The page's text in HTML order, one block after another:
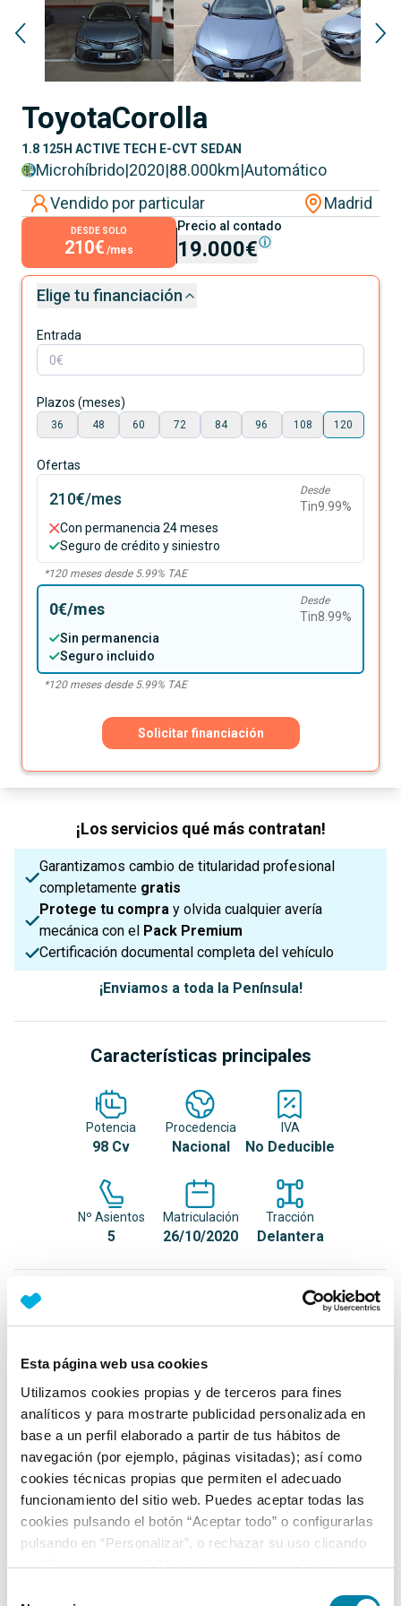
Esta página web usa cookies
Utilizamos cookies propias y de terceros para fines
analíticos y para mostrarte publicidad personalizada en
base a un perfil elaborado a partir de tus hábitos de
navegación (por ejemplo, páginas visitadas); así como
cookies técnicas propias que permiten el adecuado
funcionamiento del sitio web. Puedes aceptar todas las
cookies pulsando el botón “Aceptar todo” o configurarlas
pulsando en “Personalizar”, o rechazar su uso clicando
en “Rechazar todas”. Más información en laPolítica de
ToyotaCorolla
1.8 125H ACTIVE TECH E-CVT SEDAN
Microhíbrido|2020|88.000km|Automático
Vendido por particular
Madrid
DESDE SOLO
210€ /mes
Precio al contado
19.000€
Elige tu financiación
Entrada
Plazos (meses)
36 48 60 72 84 96 108 120
Ofertas
210€/mes Desde
Tin9.99%
Con permanencia 24 meses
Seguro de crédito y siniestro
*120meses desde 5.99% TAE
0€/mes Desde
Tin8.99%
Sin permanencia
Seguro incluido
*120meses desde 5.99% TAE
Solicitar financiación
¡Los servicios qué más contratan!
Garantizamos cambio de titularidad profesional
completamente gratis
Protege tu compra y olvida cualquier avería
mecánica con el Pack Premium
Certificación documental completa del vehículo
¡Enviamos a toda la Península!
Características principales
Potencia
98 Cv
Procedencia
Nacional
IVA
No Deducible
Nº Asientos
5
Matriculación
26/10/2020
Tracción
Delantera
Faros antiniebla LED
Luz diurna LED
+ Ver todos
Ficha técnica